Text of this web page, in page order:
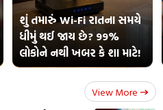
શું તમારું Wi-Fi રાતના સમયે
ધીમું થઈ જાય છે? 99%
લોકોને નથી ખબર કે શા માટે!
View More